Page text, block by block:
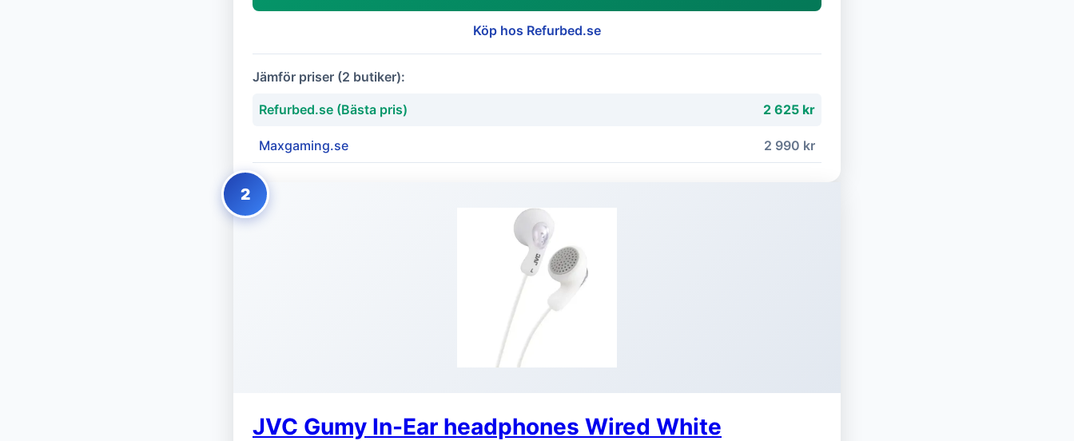
Köp hos Refurbed.se
Jämför priser (2 butiker):
Refurbed.se (Bästa pris) 2 625 kr
Maxgaming.se 2 990 kr
2
JVC Gumy In-Ear headphones Wired White